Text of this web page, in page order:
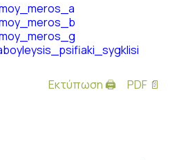
Εκτύπωση 🖨 PDF 📄